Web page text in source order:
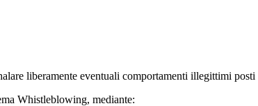
liberamente eventuali comportamenti illegittimi posti
Whistleblowing, mediante: